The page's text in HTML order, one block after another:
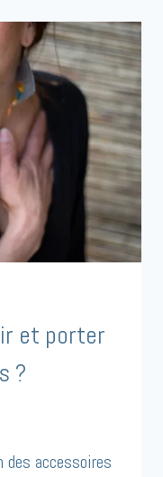
et porter
?
des accessoires